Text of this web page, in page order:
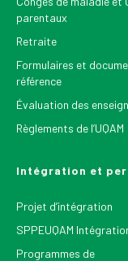
parentaux
Retraite
Formulaires et
référence
Évaluation des
Règlements de l’UQAM
Intégration et
Projet d’intégration
SPPEUQAM
Programmes de